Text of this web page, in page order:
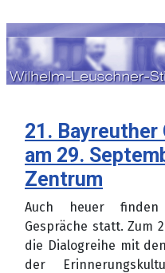
21. Bayreuther
am 29.
Zentrum
Auch heuer
Gespräche statt. Zum
die Dialogreihe mit
der